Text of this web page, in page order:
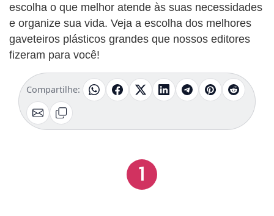
escolha o que melhor atende às suas necessidades
e organize sua vida. Veja a escolha dos melhores
gaveteiros plásticos grandes que nossos editores
fizeram para você!
Compartilhe:
1